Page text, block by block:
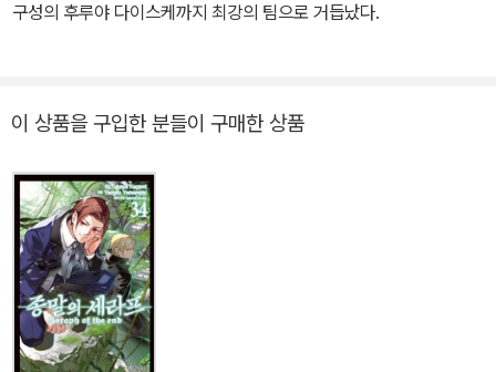
구성의 후루야 다이스케까지 최강의 팀으로 거듭났다.
이 상품을 구입한 분들이 구매한 상품